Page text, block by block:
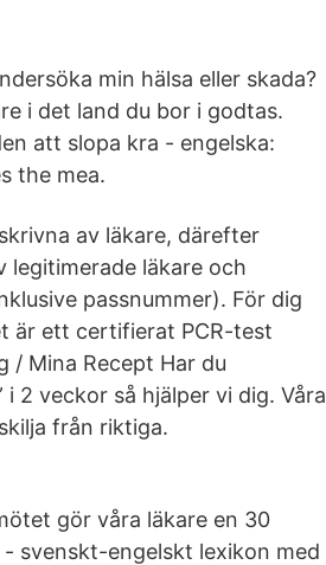
min hälsa eller skada?
i det land du bor i godtas.
att slopa kra - engelska:
the mea.
av läkare, därefter
legitimerade läkare och
passnummer). För dig
är ett certifierat PCR-test
/ Mina Recept Har du
2 veckor så hjälper vi dig. Våra
från riktiga.
gör våra läkare en 30
svenskt-engelskt lexikon med